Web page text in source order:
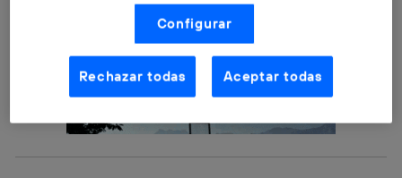
Nosotros, Telefónica S.A., utilizamos la tecnología Utiq para
realizar nuestras acciones de marketing digital o análisis
(como se describe en este aviso de consentimiento)
basadas en tu navegación en nuestra(s) web(s)
aquí(solo cuando utilizas una conexión a
internet habilitada , proporcionada por una de las
operadoras de telefonía participantes, y otorgas tu
La tecnología Utiq está diseñada con la privacidad como
prioridad ofreciéndote elección y control.
Configurar
Rechazar todas Aceptar todas